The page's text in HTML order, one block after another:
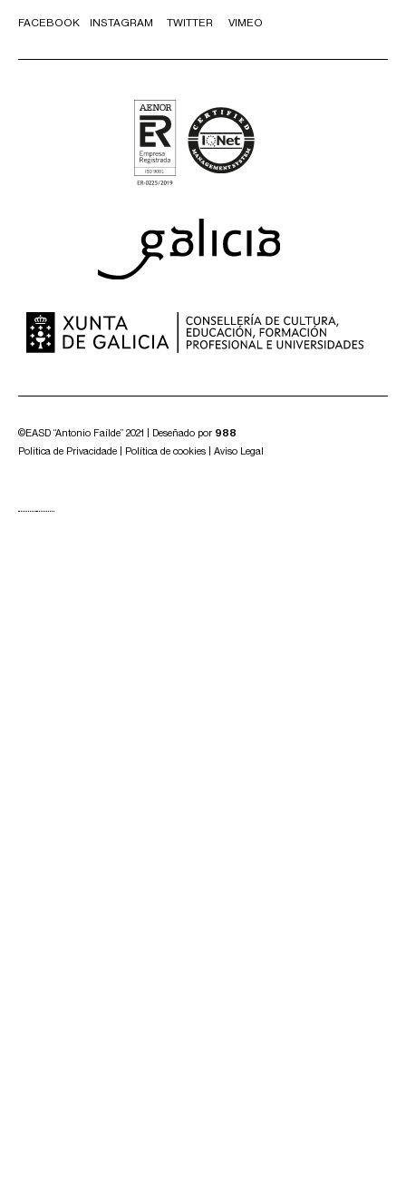
FACEBOOK INSTAGRAM TWITTER VIMEO
©EASD “Antonio Faílde” 2021 | Deseñado por 988
Política de Privacidade
Política de cookies Aviso Legal